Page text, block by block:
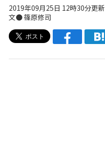
2019年09月25日 12時30分更新
文● 篠原修司